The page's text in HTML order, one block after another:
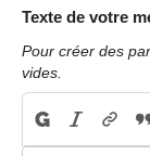
Texte de votre
Pour créer des
vides.